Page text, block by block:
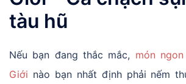
tàu hũ
Nếu bạn đang thắc mắc, món
Giới nào bạn nhất định phải nếm